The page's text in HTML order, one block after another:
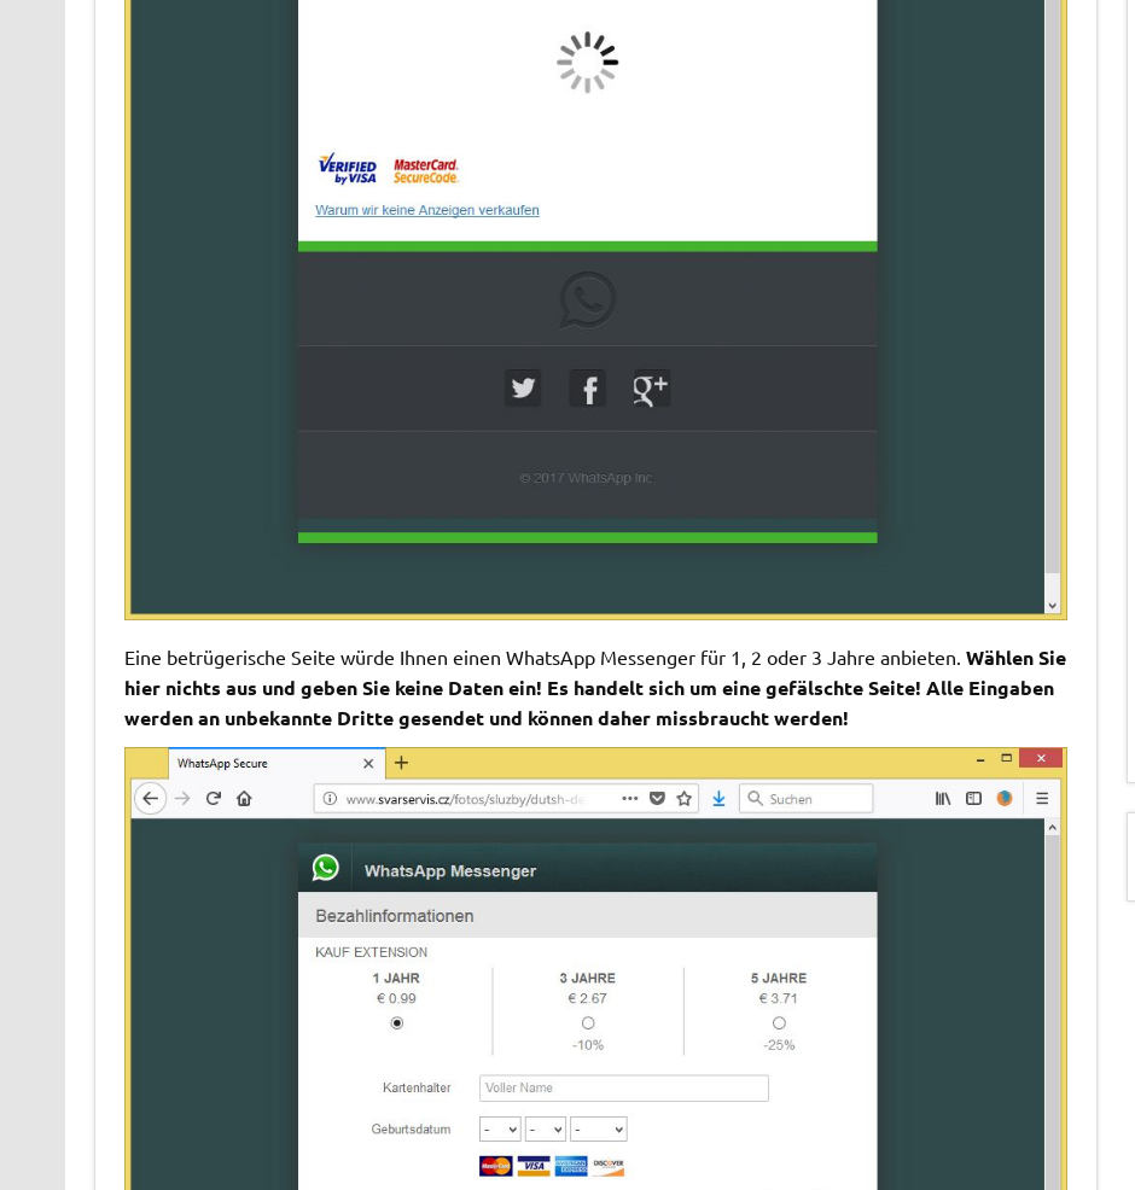
Eine betrügerische Seite würde Ihnen einen WhatsApp Messenger für 1, 2 oder 3 Jahre anbieten. Wählen Sie
hier nichts aus und geben Sie keine Daten ein! Es handelt sich um eine gefälschte Seite! Alle Eingaben
werden an unbekannte Dritte gesendet und können daher missbraucht werden!